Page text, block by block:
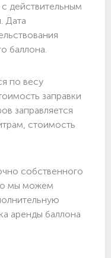
действительным
Дата
баллона.
по весу
заправки
заправляется
стоимость
собственного
мы можем
аренды баллона